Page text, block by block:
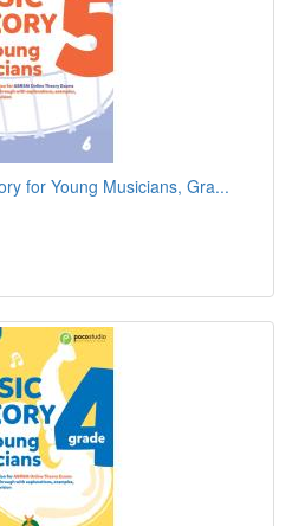
for Young Musicians, Gra...